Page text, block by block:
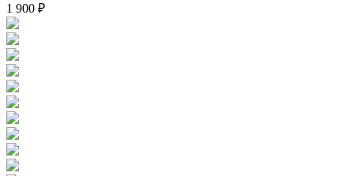
1 900 ₽